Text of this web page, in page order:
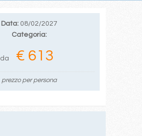
Data: 08/02/2027
Categoria:
da € 613
prezzo per persona